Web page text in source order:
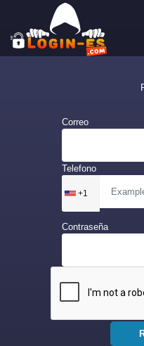
Correo
Telefono
+1
Contraseña